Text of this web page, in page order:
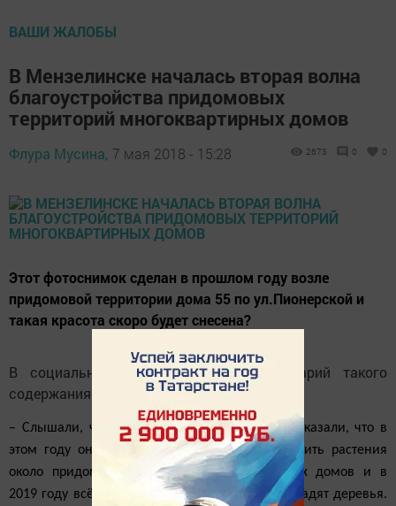
ВАШИ ЖАЛОБЫ
В Мензелинске началась вторая волна
благоустройства придомовых
территорий многоквартирных домов
Флура Мусина, 7 мая 2018 - 15:28 2673 0 0
Этот фотоснимок сделан в прошлом году возле
придомовой территории дома 55 по ул.Пионерской и
такая красота скоро будет снесена?
В социальной сети оставили комментарий такого
содержания:
– Слышали, что жителям первого комплекса сказали, что в
этом году они в последний раз смогут посадить растения
около придомовых участков многоквартирных домов и в
2019 году всё снесут, сделают стоянки или посадят деревья.